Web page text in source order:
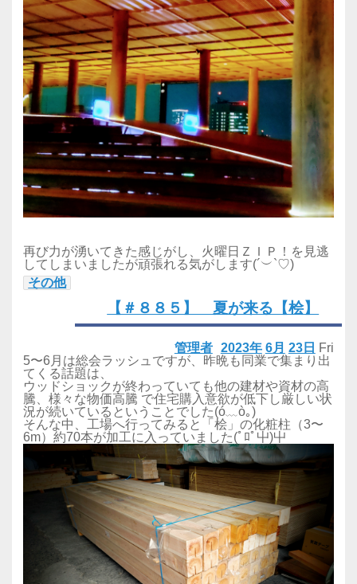
再び力が湧いてきた感じがし、火曜日ＺＩＰ！を見逃
してしまいましたが頑張れる気がします(´︶`♡)
その他
【＃８８５】 夏が来る【桧】
2023年 6月 23日 Fri
管理者
5〜6月は総会ラッシュですが、昨晩も同業で集まり出
てくる話題は、
ウッドショックが終わっていても他の建材や資材の高
騰、様々な物価高騰 で住宅購入意欲が低下し厳しい状
況が続いているということでした(ó﹏ò｡)
そんな中、工場へ行ってみると「桧」の化粧柱（3〜
6m）約70本が加工に入っていました(ﾟﾛﾟ屮)屮